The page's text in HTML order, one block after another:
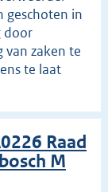
geschoten in
door
zaken te
te laat
Raad
M